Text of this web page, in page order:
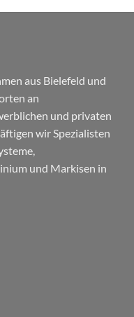
aus Bielefeld und
an
und privaten
wir Spezialisten
und Markisen in